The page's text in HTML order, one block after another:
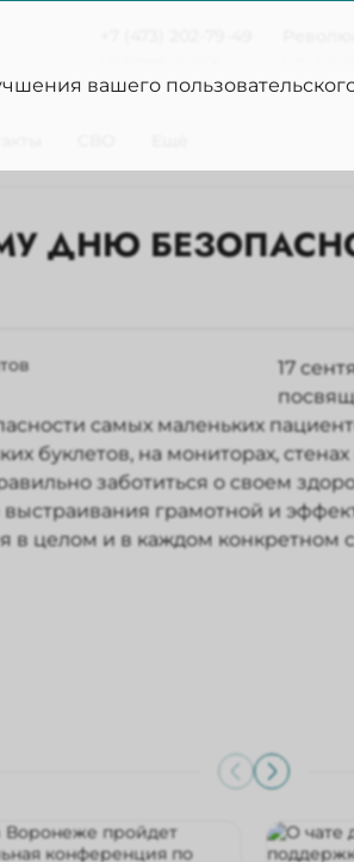
вашего
ДНЮ
17
самых маленьких
буклетов, на мониторах,
заботиться о своем
грамотной и
в целом и в каждом конкретном